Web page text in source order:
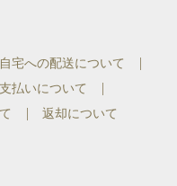
宅への配送について
支払いについて
返却について